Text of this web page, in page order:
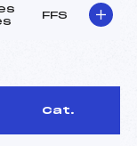
FFS
Cat.